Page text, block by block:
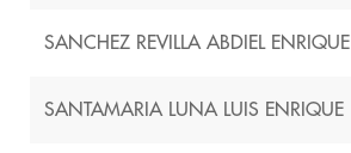
SANCHEZ REVILLA ABDIEL ENRIQUE
SANTAMARIA LUNA LUIS ENRIQUE